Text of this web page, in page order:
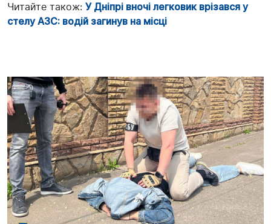
Читайте також: У Дніпрі вночі легковик врізався у
стелу АЗС: водій загинув на місці